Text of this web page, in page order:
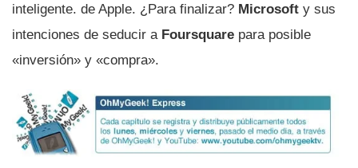
inteligente. de Apple. ¿Para finalizar? Microsoft y sus
intenciones de seducir a Foursquare para posible
«inversión» y «compra».